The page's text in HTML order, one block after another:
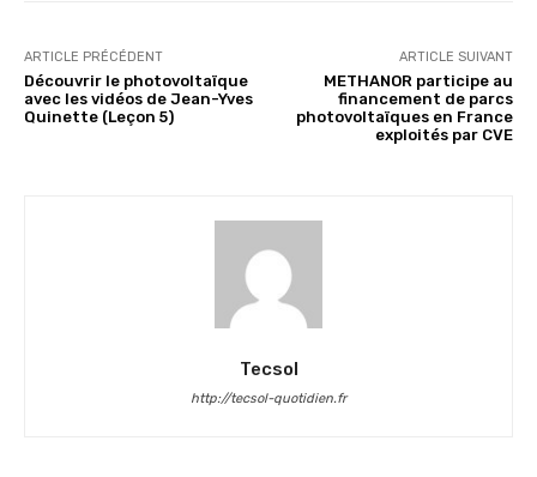
ARTICLE PRÉCÉDENT
Découvrir le photovoltaïque
avec les vidéos de Jean-Yves
Quinette (Leçon 5)
ARTICLE SUIVANT
METHANOR participe au
financement de parcs
photovoltaïques en France
exploités par CVE
Tecsol
http://tecsol-quotidien.fr